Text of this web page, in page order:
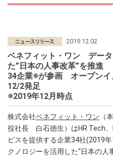
2019.12.02
ベネフィット・ワン データ
た”日本の人事改革”を推進
34企業※が参画 オープンイ
12/2発足
※2019年12月時点
株式会社ベネフィット・ワン （
役社長 白石徳生）はHR Tech
ビスを提供する企業34社(2019
クノロジーを活用した“日本の人